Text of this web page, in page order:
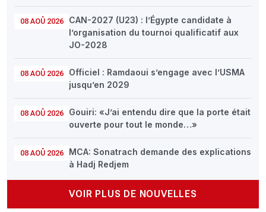
08 AOÛ 2026
CAN-2027 (U23) : l’Égypte candidate à
l’organisation du tournoi qualificatif aux
JO-2028
08 AOÛ 2026
Officiel : Ramdaoui s’engage avec l’USMA
jusqu’en 2029
08 AOÛ 2026
Gouiri: «J’ai entendu dire que la porte était
ouverte pour tout le monde…»
08 AOÛ 2026
MCA: Sonatrach demande des explications
à Hadj Redjem
VOIR PLUS DE NOUVELLES